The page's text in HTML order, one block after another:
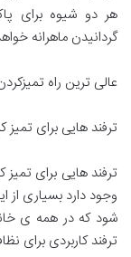
گردانیدن ماهرانه
عالی ترین راه
ترفند هایی برای تمیز
ترفند هایی برای
وجود دارد بسیاری از
شود که در همه ی
ترفند کاربردی برای